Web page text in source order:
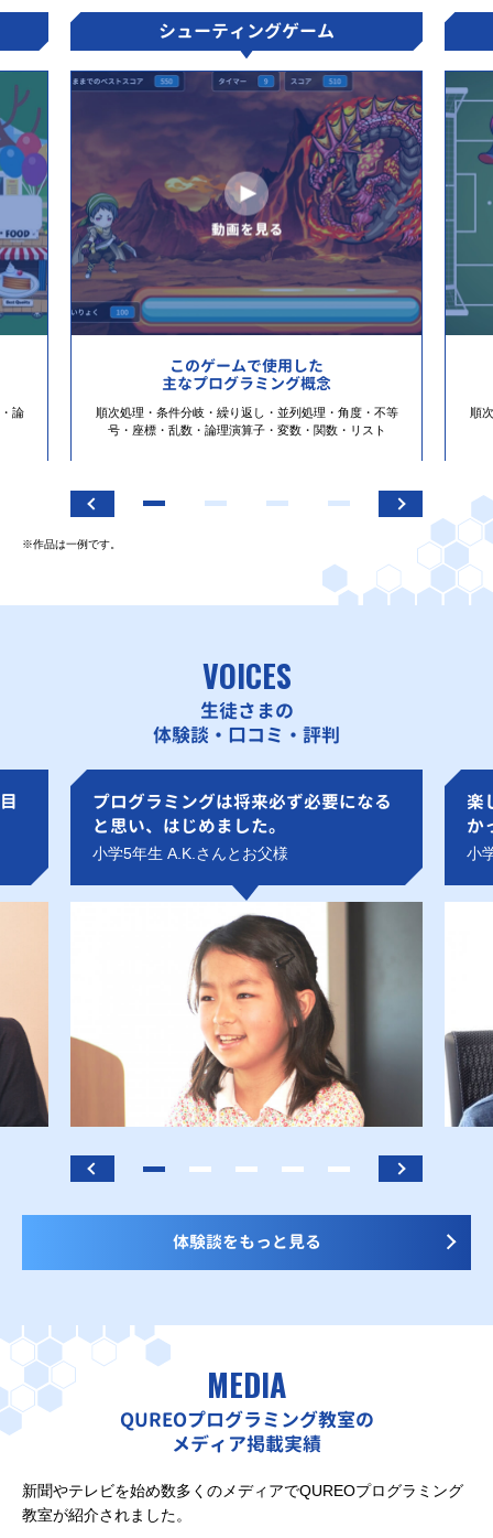
論
シューティングゲーム
このゲームで使用した
主なプログラミング概念
順次処理・条件分岐・繰り返し・並列処理・角度・不等
号・座標・乱数・論理演算子・変数・関数・リスト
順
※作品は一例です。
VOICES
生徒さまの
体験談・口コミ・評判
プログラミングは将来必ず必要になる
と思い、はじめました。
小学5年生 A.K.さんとお父様
楽
か
小
体験談をもっと見る
MEDIA
QUREOプログラミング教室の
メディア掲載実績
新聞やテレビを始め数多くのメディアでQUREOプログラミング
教室が紹介されました。